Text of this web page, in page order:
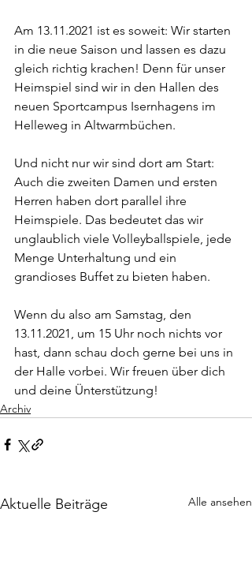
Am 13.11.2021 ist es soweit: Wir starten
in die neue Saison und lassen es dazu
gleich richtig krachen! Denn für unser
Heimspiel sind wir in den Hallen des
neuen Sportcampus Isernhagens im
Helleweg in Altwarmbüchen.
Und nicht nur wir sind dort am Start:
Auch die zweiten Damen und ersten
Herren haben dort parallel ihre
Heimspiele. Das bedeutet das wir
unglaublich viele Volleyballspiele, jede
Menge Unterhaltung und ein
grandioses Buffet zu bieten haben.
Wenn du also am Samstag, den
13.11.2021, um 15 Uhr noch nichts vor
hast, dann schau doch gerne bei uns in
der Halle vorbei. Wir freuen über dich
und deine Ünterstützung!
Archiv
Aktuelle Beiträge Alle ansehen